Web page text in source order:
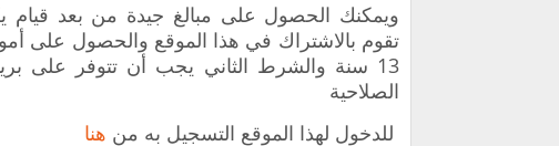
‏ويمكنك الحصول على مبالغ ‏جيدة من بعد
تقوم بالاشتراك في هذا الموقع والحصول على
13 سنة والشرط الثاني يجب أن تتوفر على
الصلاحية
‏ ‏للدخول لهذا الموقع التسجيل به من هنا